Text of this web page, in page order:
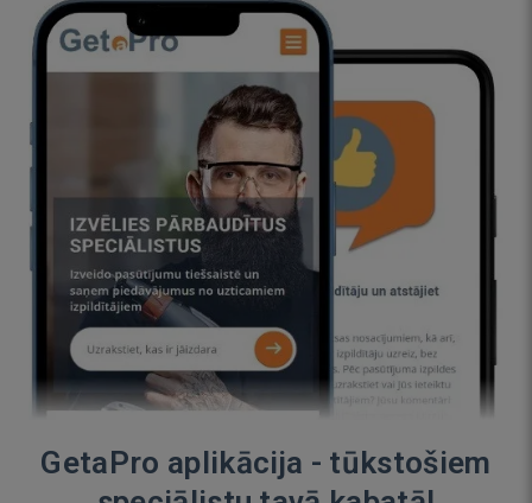
GetaPro aplikācija - tūkstošiem